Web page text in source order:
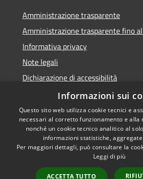
Amministrazione trasparente
Amministrazione trasparente fino
Informativa privacy
Note legali
Dichiarazione di accessibilità
Accessibilità
Privacy
Mappa del sito
Informazioni sui
Questo sito web utilizza cookie tecnici e
necessari al corretto funzionamento e alla
nonché un cookie tecnico analitico al
informazioni statistiche,
Per maggiori dettagli, può consultare la
Leggi di più
ACCETTA TUTTO